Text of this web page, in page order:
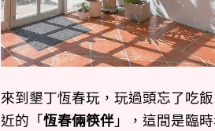
來到墾丁恆春玩，玩過頭忘了吃
近的「恆春倆筷伴」，這間是臨